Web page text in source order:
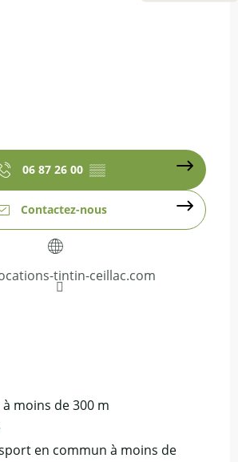
06 87 26 00 ▒▒
Contactez-nous
tintin-ceillac.com
moins de 300 m
en commun à moins de